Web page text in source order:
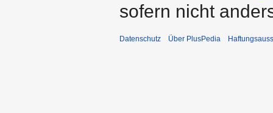
sofern nicht
Datenschutz Über PlusPedia